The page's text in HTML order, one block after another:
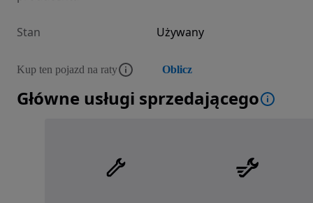
Stan Używany
Kup ten pojazd na raty Oblicz
Główne usługi sprzedającego